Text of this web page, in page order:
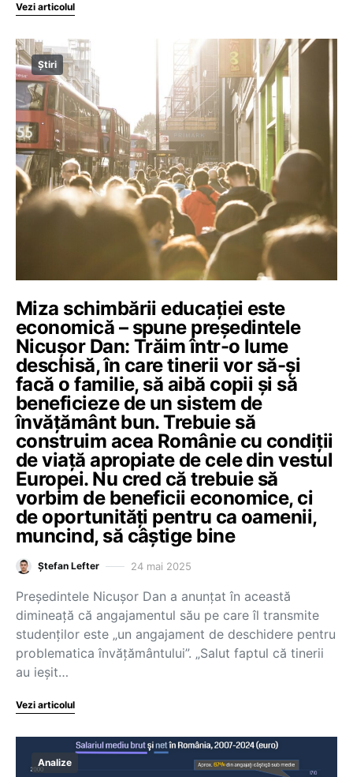
Vezi articolul
Știri
Miza schimbării educației este
economică – spune președintele
Nicușor Dan: Trăim într-o lume
deschisă, în care tinerii vor să-și
facă o familie, să aibă copii și să
beneficieze de un sistem de
învățământ bun. Trebuie să
construim acea Românie cu condiții
de viață apropiate de cele din vestul
Europei. Nu cred că trebuie să
vorbim de beneficii economice, ci
de oportunități pentru ca oamenii,
muncind, să câștige bine
Ștefan Lefter 24 mai 2025
Președintele Nicușor Dan a anunțat în această
dimineață că angajamentul său pe care îl transmite
studenților este „un angajament de deschidere pentru
problematica învățământului”. „Salut faptul că tinerii
au ieșit…
Vezi articolul
Analize